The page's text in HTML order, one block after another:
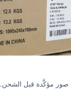
صور مؤكَّدة قبل الشحن.